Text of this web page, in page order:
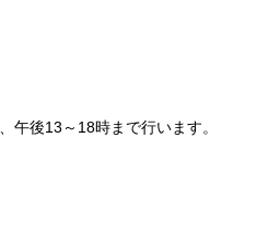
午後13～18時まで行います。